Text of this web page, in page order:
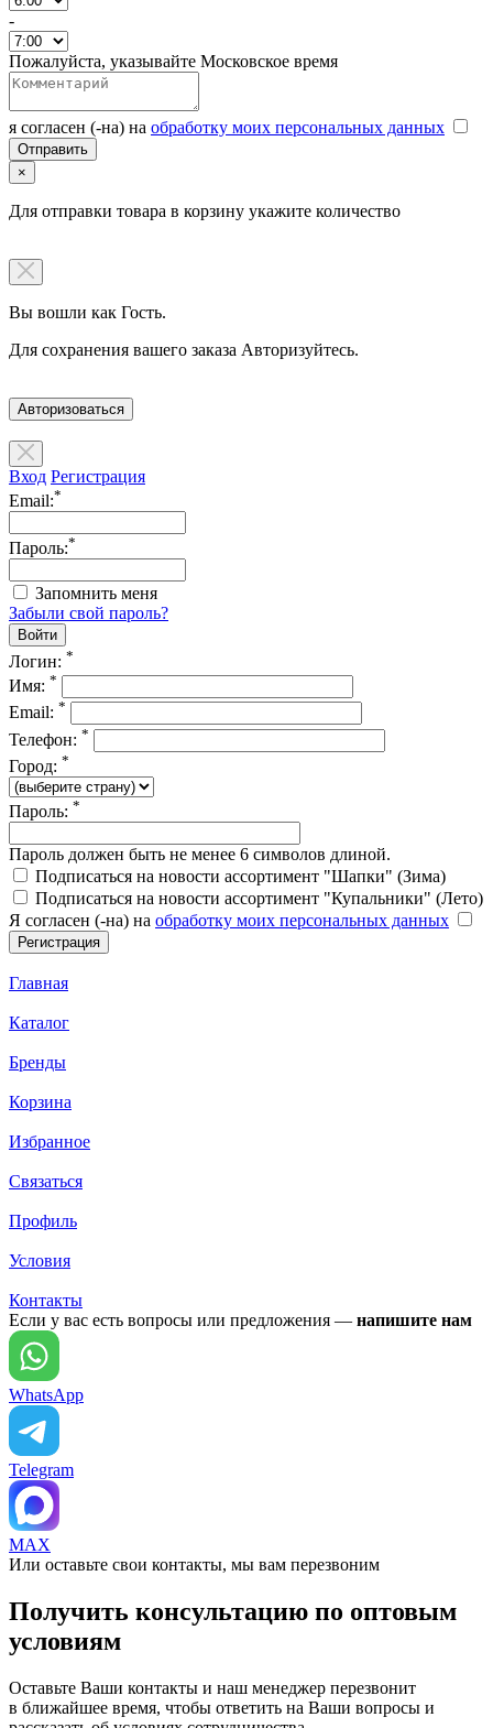
-
Пожалуйста, указывайте Московское время
я согласен (-на) на обработку моих персональных данных
×
Для отправки товара в корзину укажите количество
Вы вошли как Гость.
Для сохранения вашего заказа Авторизуйтесь.
Авторизоваться
Вход Регистрация
Email:*
Пароль:*
Запомнить меня
Забыли свой пароль?
Логин: *
Имя: *
Email: *
Телефон: *
Город: *
Пароль: *
Пароль должен быть не менее 6 символов длиной.
Подписаться на новости ассортимент "Шапки" (Зима)
Подписаться на новости ассортимент "Купальники" (Лето)
Я согласен (-на) на обработку моих персональных данных
Главная
Каталог
Бренды
Корзина
Избранное
Связаться
Профиль
Условия
Контакты
Если у вас есть вопросы или предложения — напишите нам
WhatsApp
Telegram
MAX
Или оставьте свои контакты, мы вам перезвоним
Получить консультацию по оптовым
условиям
Оставьте Ваши контакты и наш менеджер перезвонит
в ближайшее время, чтобы ответить на Ваши вопросы и